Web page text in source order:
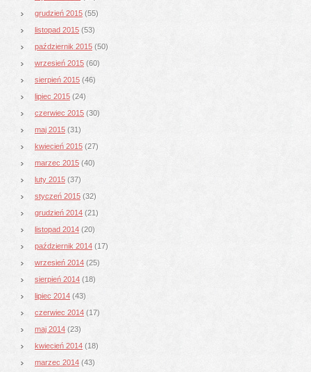
grudzień 2015 (55)
listopad 2015 (53)
październik 2015 (50)
wrzesień 2015 (60)
sierpień 2015 (46)
lipiec 2015 (24)
czerwiec 2015 (30)
maj 2015 (31)
kwiecień 2015 (27)
marzec 2015 (40)
luty 2015 (37)
styczeń 2015 (32)
grudzień 2014 (21)
listopad 2014 (20)
październik 2014 (17)
wrzesień 2014 (25)
sierpień 2014 (18)
lipiec 2014 (43)
czerwiec 2014 (17)
maj 2014 (23)
kwiecień 2014 (18)
marzec 2014 (43)